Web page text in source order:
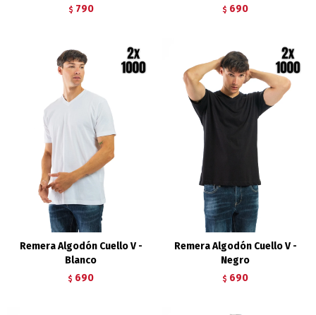
$ 790 $ 690
Remera Algodón Cuello V -
Blanco
$ 690
Remera Algodón Cuello V -
Negro
$ 690